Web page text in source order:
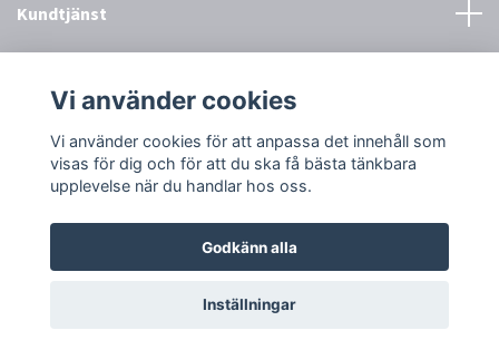
Kundtjänst
Sociala medier
© 2026 Town & Country
Vi använder cookies
Vi använder cookies för att anpassa det innehåll som
visas för dig och för att du ska få bästa tänkbara
upplevelse när du handlar hos oss.
Godkänn alla
Inställningar